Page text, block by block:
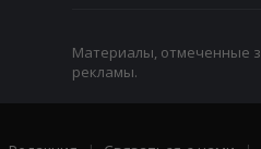
Материалы, отмеченные
рекламы.